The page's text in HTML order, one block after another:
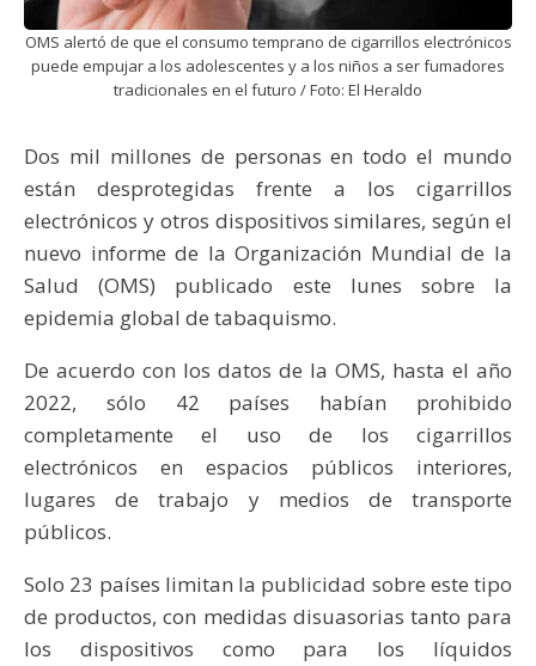
OMS alertó de que el consumo temprano de cigarrillos electrónicos
puede empujar a los adolescentes y a los niños a ser fumadores
tradicionales en el futuro / Foto: El Heraldo
Dos mil millones de personas en todo el mundo
están desprotegidas frente a los cigarrillos
electrónicos y otros dispositivos similares, según el
nuevo informe de la Organización Mundial de la
Salud (OMS) publicado este lunes sobre la
epidemia global de tabaquismo.
De acuerdo con los datos de la OMS, hasta el año
2022, sólo 42 países habían prohibido
completamente el uso de los cigarrillos
electrónicos en espacios públicos interiores,
lugares de trabajo y medios de transporte
públicos.
Solo 23 países limitan la publicidad sobre este tipo
de productos, con medidas disuasorias tanto para
los dispositivos como para los líquidos